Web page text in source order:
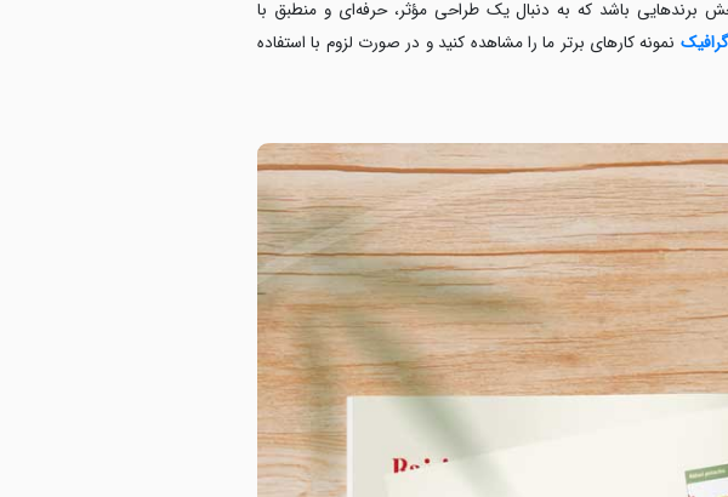
برندهایی باشد که به دنبال یک طراحی مؤثر، حرفه‌ای و منطبق با
نمونه کارهای برتر ما را مشاهده کنید و در صورت لزوم با استفاده